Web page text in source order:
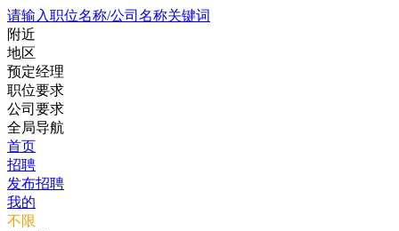
请输入职位名称/公司名称关键词
附近
地区
预定经理
职位要求
公司要求
全局导航
首页
招聘
发布招聘
我的
不限